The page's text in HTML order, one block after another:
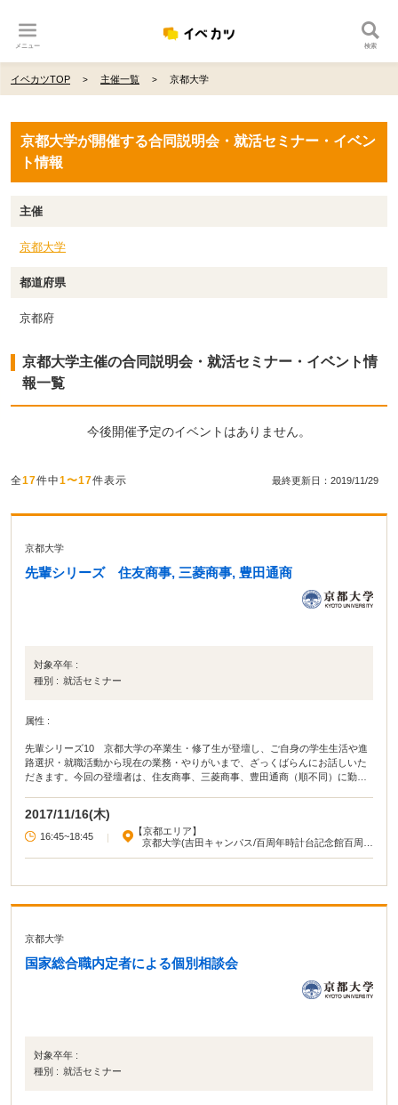
メニュー 検索
イベカツTOP 主催一覧 京都大学
京都大学が開催する合同説明会・就活セミナー・イベン
ト情報
主催
京都大学
都道府県
京都府
京都大学主催の合同説明会・就活セミナー・イベント情
報一覧
今後開催予定のイベントはありません。
全17件中1〜17件表示 最終更新日：2019/11/29
京都大学
先輩シリーズ 住友商事, 三菱商事, 豊田通商
対象卒年 :
種別 : 就活セミナー
属性 :
先輩シリーズ10 京都大学の卒業生・修了生が登壇し、ご自身の学生生活や進
路選択・就職活動から現在の業務・やりがいまで、ざっくばらんにお話しいた
だきます。今回の登壇者は、住友商事、三菱商事、豊田通商（順不同）に勤務
2017/11/16(木)
16:45~18:45 |
【京都エリア】
京都大学(吉田キャンパス/百周年時計台記念館百周年
京都大学
国家総合職内定者による個別相談会
対象卒年 :
種別 : 就活セミナー